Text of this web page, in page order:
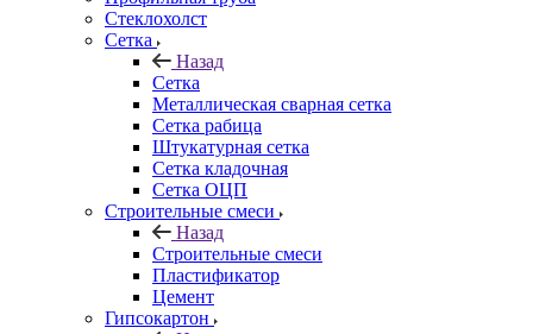
Стеклохолст
Сетка
Назад
Сетка
Металлическая сварная сетка
Сетка рабица
Штукатурная сетка
Сетка кладочная
Сетка ОЦП
Строительные смеси
Назад
Строительные смеси
Пластификатор
Цемент
Гипсокартон